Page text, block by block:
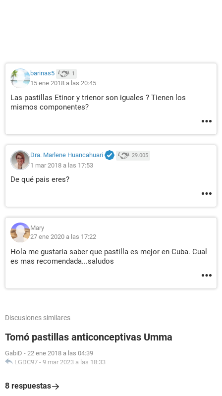
barinas5 1
15 ene 2018 a las 20:45
Las pastillas Etinor y trienor son iguales ? Tienen los
mismos componentes?
Dra. Marlene Huancahuari 29.005
1 mar 2018 a las 17:53
De qué pais eres?
Mary
27 ene 2020 a las 17:22
Hola me gustaria saber que pastilla es mejor en Cuba. Cual
es mas recomendada...saludos
Discusiones similares
Tomó pastillas anticonceptivas Umma
GabiD - 22 ene 2018 a las 04:39
LGDC97 - 9 mar 2023 a las 18:33
8 respuestas